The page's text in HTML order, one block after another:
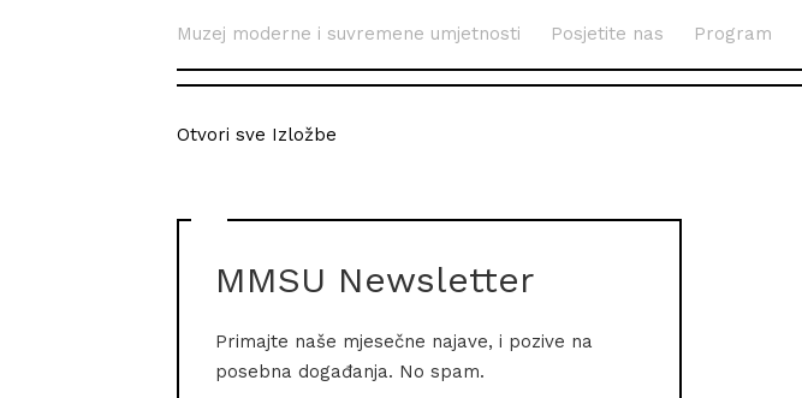
Muzej moderne i suvremene umjetnosti Posjetite nas Program
Otvori sve Izložbe
MMSU Newsletter
Primajte naše mjesečne najave, i pozive na
posebna događanja. No spam.